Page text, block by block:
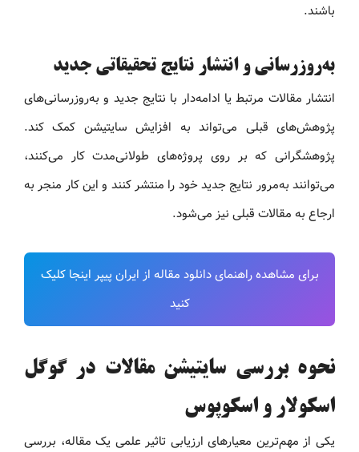
باشند.
به‌روزرسانی و انتشار نتایج تحقیقاتی جدید
انتشار مقالات مرتبط یا ادامه‌دار با نتایج جدید و به‌روزرسانی‌های
پژوهش‌های قبلی می‌تواند به افزایش سایتیشن کمک کند.
پژوهشگرانی که بر روی پروژه‌های طولانی‌مدت کار می‌کنند،
می‌توانند به‌مرور نتایج جدید خود را منتشر کنند و این کار منجر به
ارجاع به مقالات قبلی نیز می‌شود.
برای مشاهده راهنمای دانلود مقاله از ایران پیپر اینجا کلیک
کنید
نحوه بررسی سایتیشن مقالات در گوگل
اسکولار و اسکوپوس
یکی از مهم‌ترین معیارهای ارزیابی تاثیر علمی یک مقاله، بررسی